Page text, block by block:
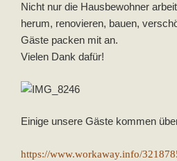
Nicht nur die Hausbewohner
herum, renovieren, bauen,
Gäste packen mit an.
Vielen Dank dafür!
Einige unsere Gäste kommen
https://www.workaway.info/